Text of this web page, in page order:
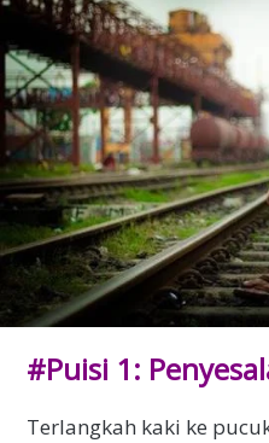
#Puisi 1:
Terlangkah kaki ke